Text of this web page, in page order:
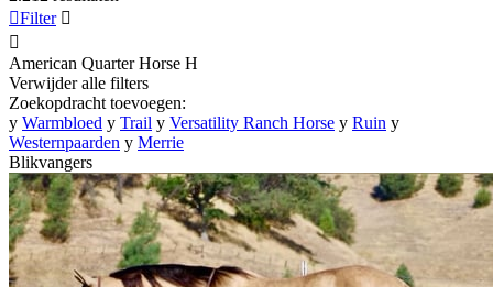
Filter 

American Quarter Horse H
Verwijder alle filters
Zoekopdracht toevoegen:
y Warmbloed y Trail y Versatility Ranch Horse y Ruin y
Westernpaarden y Merrie
Blikvangers